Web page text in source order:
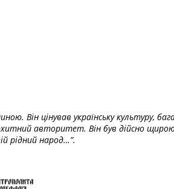
Він цінував українську культуру,
авторитет. Він був дійсно
рідний народ…”.